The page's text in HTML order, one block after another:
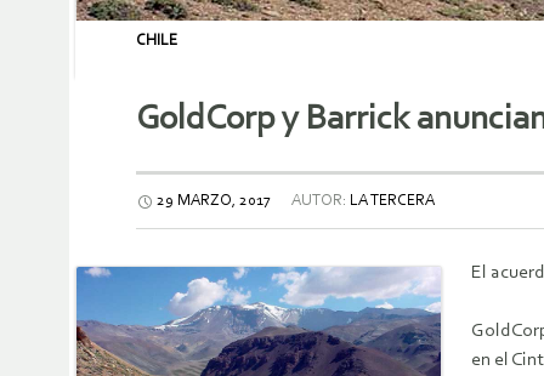
CHILE
GoldCorp y Barrick
29 MARZO, 2017 AUTOR: LA TERCERA
El
en el